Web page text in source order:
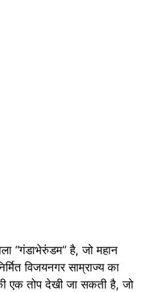
“गंडाभेरुंडम” है, जो महान
विजयनगर साम्राज्य का
एक तोप देखी जा सकती है, जो